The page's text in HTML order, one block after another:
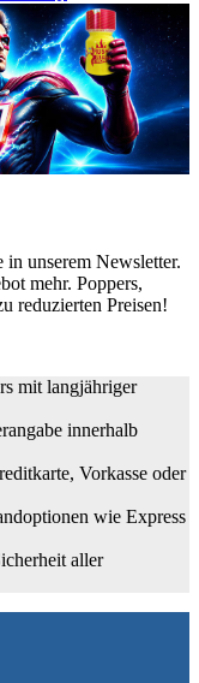
unserem Newsletter.
mehr. Poppers,
reduzierten Preisen!
mit langjähriger
innerhalb
Vorkasse oder
wie Express
aller